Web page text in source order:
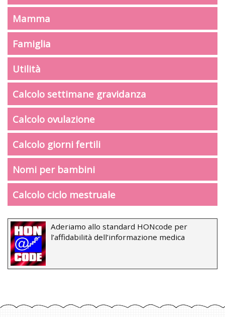
Mamma
Famiglia
Utilità
Calcolo settimane gravidanza
Calcolo ovulazione
Calcolo giorni fertili
Nomi per bambini
Calcolo ciclo mestruale
Aderiamo allo standard HONcode per
l’affidabilità dell’informazione medica